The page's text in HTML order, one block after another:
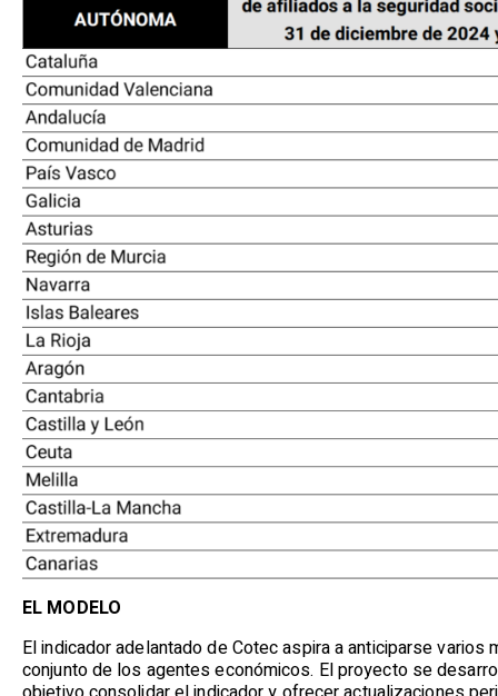
EL MODELO
El indicador adelantado de Cotec aspira a anticiparse
conjunto de los agentes económicos. El proyecto se